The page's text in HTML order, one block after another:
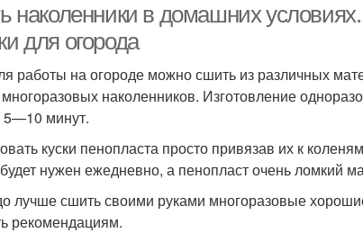
наколенники в домашних
для огорода
работы на огороде можно сшить из различных
наколенников. Изготовление
5—10 минут.
куски пенопласта просто привязав их к
будет нужен ежедневно, а пенопласт очень ломкий
лучше сшить своими руками многоразовые
рекомендациям.